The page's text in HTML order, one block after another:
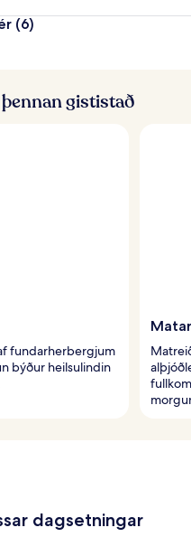
(6)
gististað
fundarherbergjum
býður heilsulindin
dagsetningar